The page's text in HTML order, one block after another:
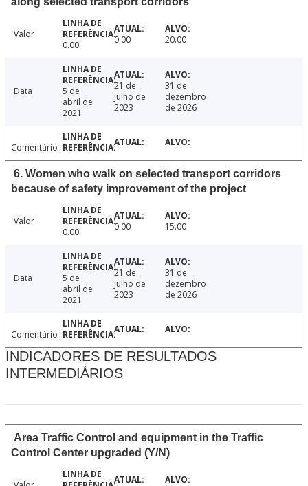
Valor
0.00
0.00 20.00
Data
5 de
abril de
2021
21 de
julho de
2023
31 de
dezembro
de 2026
Comentário
6. Women who walk on selected transport corridors
because of safety improvement of the project
Valor
0.00
0.00 15.00
Data
5 de
abril de
2021
21 de
julho de
2023
31 de
dezembro
de 2026
Comentário
INDICADORES DE RESULTADOS
INTERMEDIÁRIOS
Area Traffic Control and equipment in the Traffic
Control Center upgraded (Y/N)